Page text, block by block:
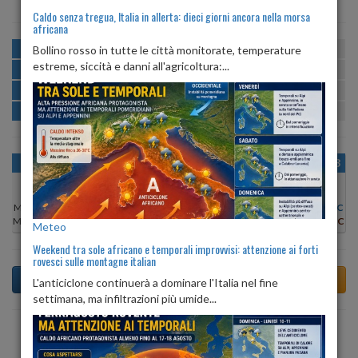
MATTINA min:23º max:26º U:73%
POMERIGGIO min:27º max:28º
SERA min: 24º max:27º U:80%-91%
NOTTE min:23º max:24º U:87%
OGGI
Min:
23°C
Max:28°C
SAB 08
Min:
23°C
Max:26°C
DOM 09
Min:21°C
Max:28°C
LUN 10
Min:22°C
Max:30°C
MAR 11
Min:
22°C
Max:30°C
MER 12
Min:21°C
Max:29°C
GIO 13
Min:
21°C
Max:29°C
Previsioni del Tempo a Arco di domani
Caldo senza tregua, Italia in allerta: dieci giorni ancora nella morsa
africana
Bollino rosso in tutte le città monitorate, temperature
estreme, siccità e danni all'agricoltura:...
Meteo
Weekend tra sole africano e temporali improvvisi: attenzione ai forti
rovesci sulle montagne italian
L'anticiclone continuerà a dominare l'Italia nel fine
settimana, ma infiltrazioni più umide...